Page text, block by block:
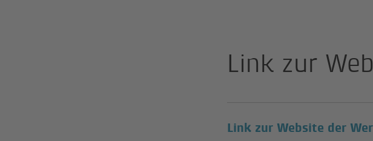
Link zur
Link zur Website der